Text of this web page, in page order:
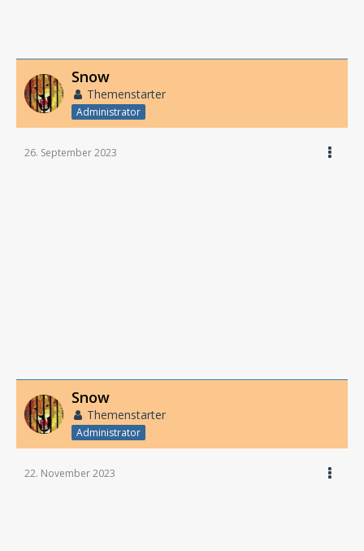
Snow
Themenstarter
Administrator
26. September 2023
Snow
Themenstarter
Administrator
22. November 2023